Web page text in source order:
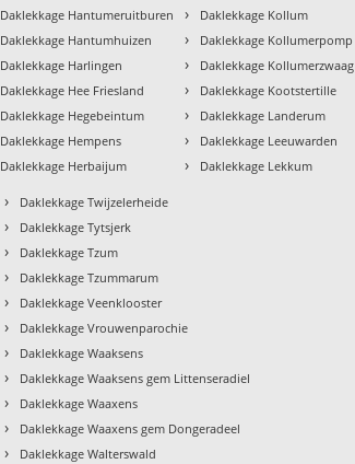
Daklekkage Hantumeruitburen
Daklekkage Hantumhuizen
Daklekkage Harlingen
Daklekkage Hee Friesland
Daklekkage Hegebeintum
Daklekkage Hempens
Daklekkage Herbaijum
› Daklekkage Kollum
› Daklekkage Kollumerpomp
› Daklekkage Kollumerzwaag
› Daklekkage Kootstertille
› Daklekkage Landerum
› Daklekkage Leeuwarden
› Daklekkage Lekkum
› Daklekkage Twijzelerheide
› Daklekkage Tytsjerk
› Daklekkage Tzum
› Daklekkage Tzummarum
› Daklekkage Veenklooster
› Daklekkage Vrouwenparochie
› Daklekkage Waaksens
› Daklekkage Waaksens gem Littenseradiel
› Daklekkage Waaxens
› Daklekkage Waaxens gem Dongeradeel
› Daklekkage Walterswald